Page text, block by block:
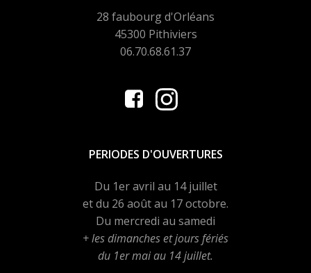
28 faubourg d'Orléans
45300 Pithiviers
06.70.68.61.37
PERIODES D'OUVERTURES
Du 1er avril au 14 juillet
et du 26 août au 17 octobre.
Du mercredi au samedi
+ les dimanches et jours fériés
du 1er mai au 14 juillet.